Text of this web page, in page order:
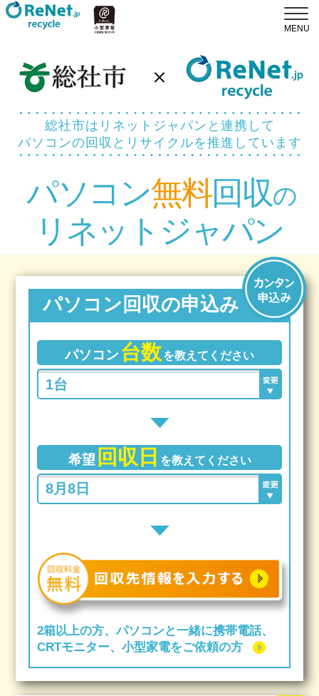
総社市はリネットジャパンと連携して
パソコンの回収とリサイクルを推進しています
パソコン無料回収の
リネットジャパン
パソコン回収の申込み
パソコン 台数を教えてください
希望 回収日 を教えてください
2箱以上の方、パソコンと一緒に携帯電話、
CRTモニター、小型家電をご依頼の方